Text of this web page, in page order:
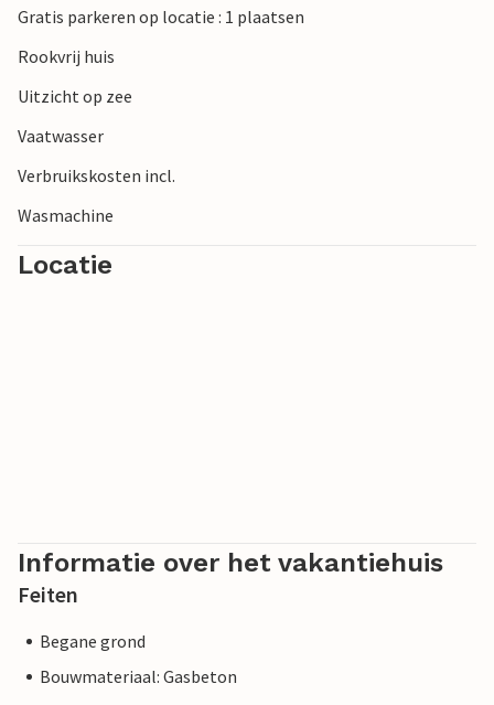
mountainbiken, golfen, paardrijden en speleologie, verveel
Gratis parkeren op locatie : 1 plaatsen
Rookvrij huis
Uitzicht op zee
Vaatwasser
Verbruikskosten incl.
Wasmachine
Locatie
Informatie over het vakantiehuis
Feiten
Begane grond
Bouwmateriaal: Gasbeton